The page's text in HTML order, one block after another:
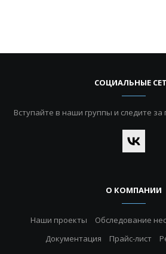
СОЦИАЛЬНЫЕ
Вступайте в наши группы и следите
О КОМПАНИИ
Наши проекты
Обследование
Документация
Прайс-лист